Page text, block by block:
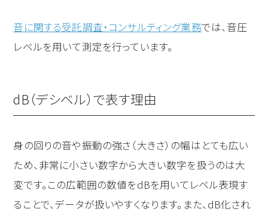
音に関する受託調査・コンサルティング業務では、音圧
レベルを用いて測定を行っています。
dB（デシベル）で表す理由
身の回りの音や振動の強さ（大きさ）の幅はとても広い
ため、非常に小さい数字から大きい数字を扱うのは大
変です。この広範囲の数値をdBを用いてレベル表現す
ることで、データが扱いやすくなります。また、dB化され